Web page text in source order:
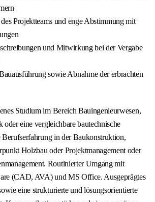
Projektteams und enge Abstimmung mit
und Mitwirkung bei der Vergabe
sowie Abnahme der erbrachten
Studium im Bereich Bauingenieurwesen,
eine vergleichbare bautechnische
in der Baukonstruktion,
Holzbau oder Projektmanagement oder
Routinierter Umgang mit
(CAD, AVA) und MS Office. Ausgeprägtes
eine strukturierte und lösungsorientierte